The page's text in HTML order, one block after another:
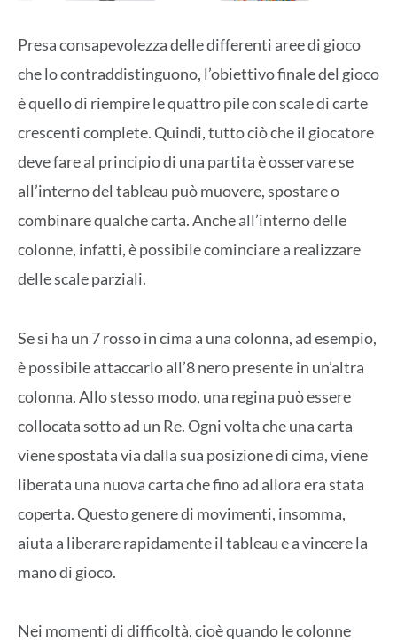
Presa consapevolezza delle differenti aree di gioco
che lo contraddistinguono, l’obiettivo finale del gioco
è quello di riempire le quattro pile con scale di carte
crescenti complete. Quindi, tutto ciò che il giocatore
deve fare al principio di una partita è osservare se
all’interno del tableau può muovere, spostare o
combinare qualche carta. Anche all’interno delle
colonne, infatti, è possibile cominciare a realizzare
delle scale parziali.
Se si ha un 7 rosso in cima a una colonna, ad esempio,
è possibile attaccarlo all’8 nero presente in un’altra
colonna. Allo stesso modo, una regina può essere
collocata sotto ad un Re. Ogni volta che una carta
viene spostata via dalla sua posizione di cima, viene
liberata una nuova carta che fino ad allora era stata
coperta. Questo genere di movimenti, insomma,
aiuta a liberare rapidamente il tableau e a vincere la
mano di gioco.
Nei momenti di difficoltà, cioè quando le colonne